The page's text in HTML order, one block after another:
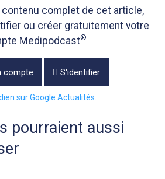
complet de cet article,
ou créer gratuitement votre
Medipodcast®
compte S'identifier
pourraient aussi